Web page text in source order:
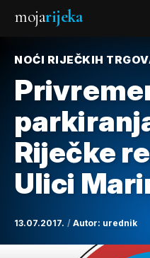
mojarijeka
NOĆI RIJEČKIH
Riječke
Ulici
13.07.2017. Autor: urednik